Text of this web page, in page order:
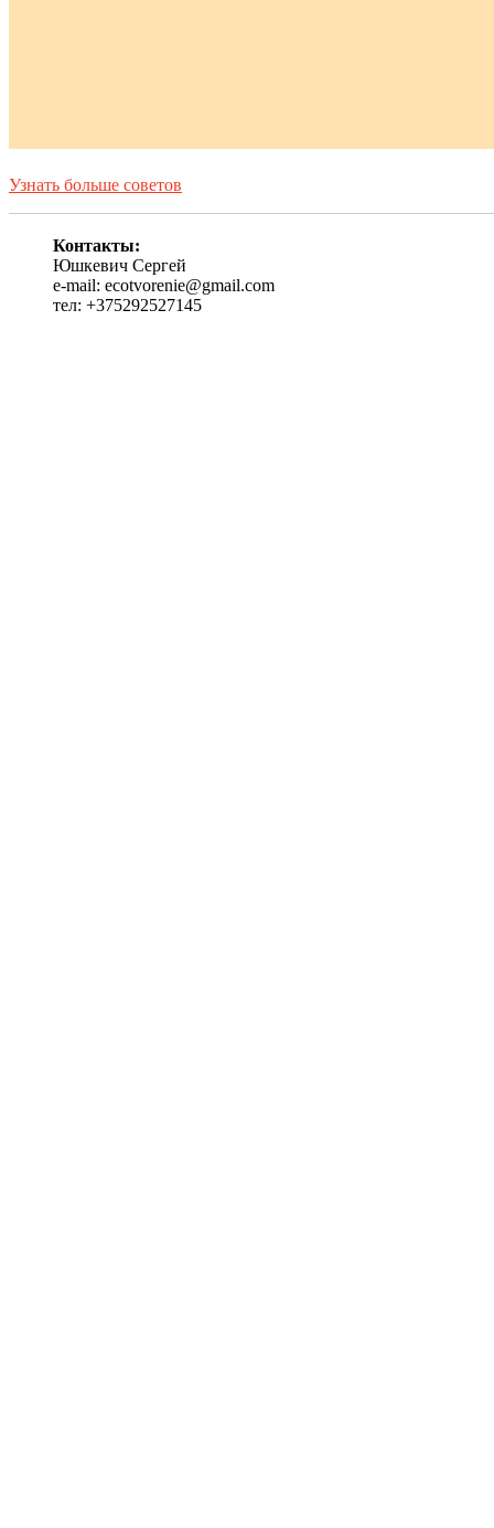
Узнать больше советов
Контакты:
Юшкевич Сергей
e-mail: ecotvorenie@gmail.com
тел: +375292527145